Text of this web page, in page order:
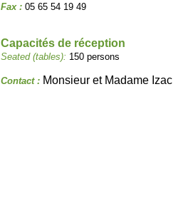
Fax : 05 65 54 19 49
Capacités de réception
Seated (tables): 150 persons
Contact : Monsieur et Madame Izac